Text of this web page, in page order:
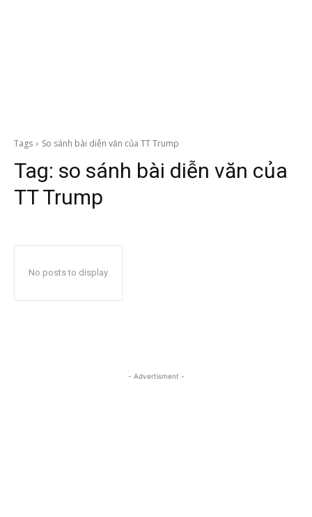
Tags So sánh bài diễn văn của TT Trump
Tag: so sánh bài diễn văn của
TT Trump
No posts to display
- Advertisment -